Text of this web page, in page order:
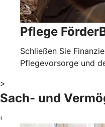
Pflege
Schließen Sie
Pflegevorsorge und
>
Sach- und
‹